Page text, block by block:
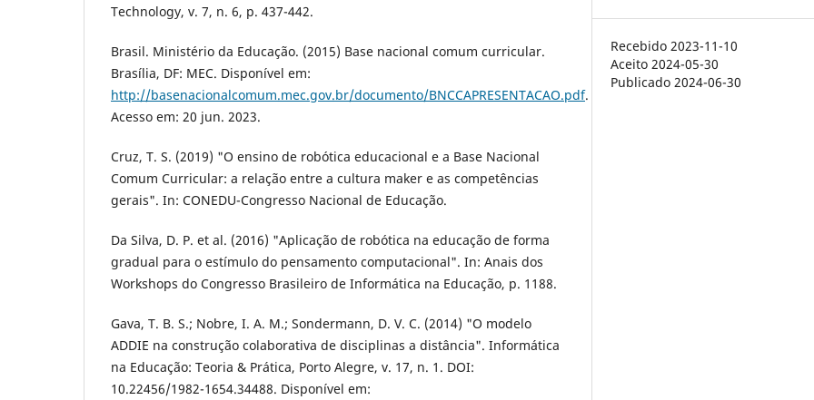
Technology, v. 7, n. 6, p. 437-442.
Brasil. Ministério da Educação. (2015) Base nacional comum curricular.
Brasília, DF: MEC. Disponível em:
http://basenacionalcomum.mec.gov.br/documento/BNCCAPRESENTACAO.pdf.
Acesso em: 20 jun. 2023.
Cruz, T. S. (2019) "O ensino de robótica educacional e a Base Nacional
Comum Curricular: a relação entre a cultura maker e as competências
gerais". In: CONEDU-Congresso Nacional de Educação.
Da Silva, D. P. et al. (2016) "Aplicação de robótica na educação de forma
gradual para o estímulo do pensamento computacional". In: Anais dos
Workshops do Congresso Brasileiro de Informática na Educação, p. 1188.
Gava, T. B. S.; Nobre, I. A. M.; Sondermann, D. V. C. (2014) "O modelo
ADDIE na construção colaborativa de disciplinas a distância". Informática
na Educação: Teoria & Prática, Porto Alegre, v. 17, n. 1. DOI:
10.22456/1982-1654.34488. Disponível em:
Recebido 2023-11-10
Aceito 2024-05-30
Publicado 2024-06-30